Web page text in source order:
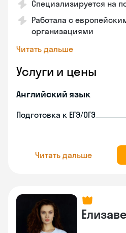
Специализируется на
Работала с
организациями
Читать дальше
Услуги и цены
Английский язык
Подготовка к ЕГЭ/ОГЭ
Читать дальше